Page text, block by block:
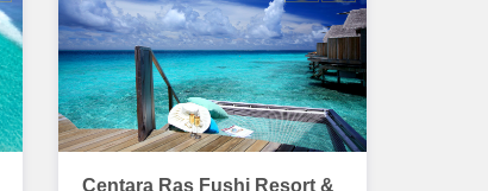
Centara Ras Fushi Resort &